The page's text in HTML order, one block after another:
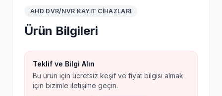
AHD DVR/NVR KAYIT CIHAZLARI
Ürün Bilgileri
Teklif ve Bilgi Alın
Bu ürün için ücretsiz keşif ve fiyat bilgisi almak
için bizimle iletişime geçin.